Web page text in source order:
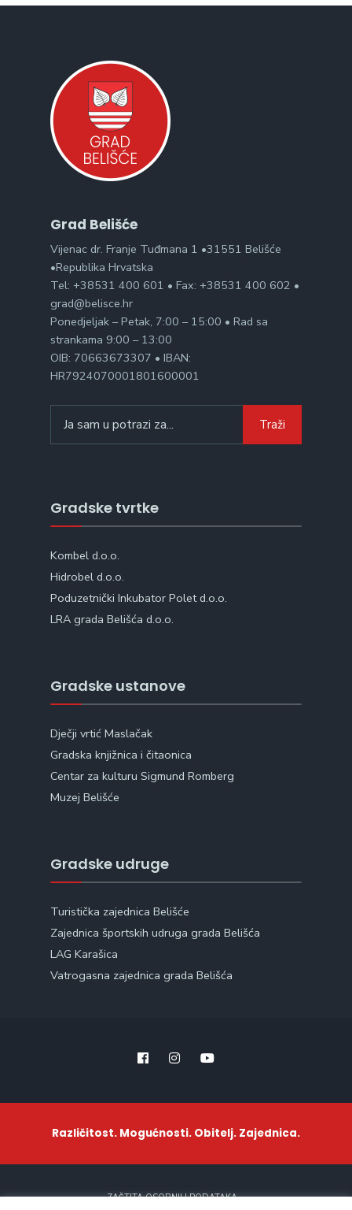
Grad Belišće
Vijenac dr. Franje Tuđmana 1 •31551 Belišće
•Republika Hrvatska
Tel: +38531 400 601 • Fax: +38531 400 602 •
grad@belisce.hr
Ponedjeljak – Petak, 7:00 – 15:00 • Rad sa
strankama 9:00 – 13:00
OIB: 70663673307 • IBAN:
HR7924070001801600001
for:
Traži
Gradske tvrtke
Kombel d.o.o.
Hidrobel d.o.o.
Poduzetnički Inkubator Polet d.o.o.
LRA grada Belišća d.o.o.
Gradske ustanove
Dječji vrtić Maslačak
Gradska knjižnica i čitaonica
Centar za kulturu Sigmund Romberg
Muzej Belišće
Gradske udruge
Turistička zajednica Belišće
Zajednica športskih udruga grada Belišća
LAG Karašica
Vatrogasna zajednica grada Belišća
Različitost. Mogućnosti. Obitelj. Zajednica.
ZAŠTITA OSOBNIH PODATAKA